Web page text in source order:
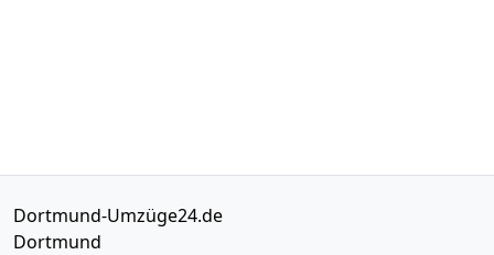
Dortmund-Umzüge24.de
Dortmund